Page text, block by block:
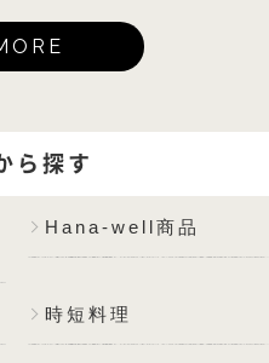
ら探す
Hana-well商品
時短料理